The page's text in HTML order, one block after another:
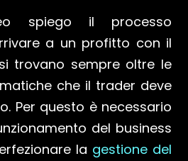
spiego il processo
a un profitto con il
trovano sempre oltre le
che il trader deve
Per questo è necessario
del business
la gestione del